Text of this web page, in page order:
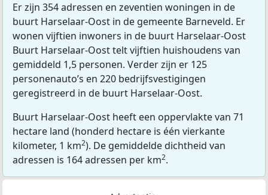
Er zijn 354 adressen en zeventien woningen in de
buurt Harselaar-Oost in de gemeente Barneveld. Er
wonen vijftien inwoners in de buurt Harselaar-Oost
Buurt Harselaar-Oost telt vijftien huishoudens van
gemiddeld 1,5 personen. Verder zijn er 125
personenauto’s en 220 bedrijfsvestigingen
geregistreerd in de buurt Harselaar-Oost.
Buurt Harselaar-Oost heeft een oppervlakte van 71
hectare land (honderd hectare is één vierkante
kilometer, 1 km2). De gemiddelde dichtheid van
adressen is 164 adressen per km2.